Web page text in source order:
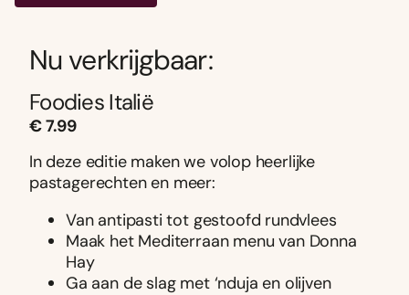
Nu verkrijgbaar:
Foodies Italië
€ 7.99
In deze editie maken we volop heerlijke
pastagerechten en meer:
Van antipasti tot gestoofd rundvlees
Maak het Mediterraan menu van Donna
Hay
Ga aan de slag met ‘nduja en olijven